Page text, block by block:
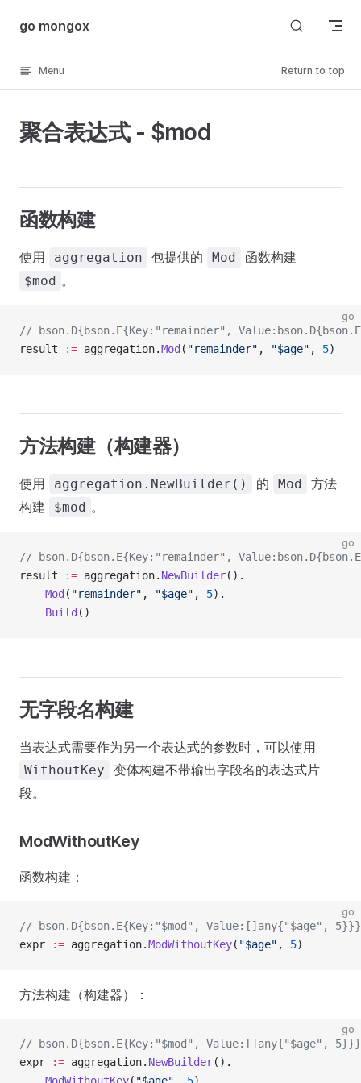
Skip to content
go mongox
Menu Return to top
聚合表达式 - $mod
函数构建
使用 aggregation 包提供的 Mod 函数构建
$mod 。
go
// bson.D{bson.E{Key:"remainder",
result
:= aggregation.Mod ( "remainder" , "$age" , 5)
方法构建（构建器）
使用 aggregation.NewBuilder() 的 Mod
方法
构建
$mod 。
go
// bson.D{bson.E{Key:"remainder",
result
:= aggregation. NewBuilder().
    Mod
( "remainder" , "$age" , 5).
    Build
()
无字段名构建
当表达式需要作为另一个表达式的参数时，可以使用
WithoutKey
变体构建不带输出字段名的表达式片
段。
ModWithoutKey
函数构建：
go
// bson.D{bson.E{Key:"$mod", Value:[]any{"$age", 5}}}
expr
:= aggregation.ModWithoutKey( "$age" , 5)
方法构建（构建器）：
go
// bson.D{bson.E{Key:"$mod", Value:[]any{"$age", 5}}}
expr
:= aggregation. NewBuilder().